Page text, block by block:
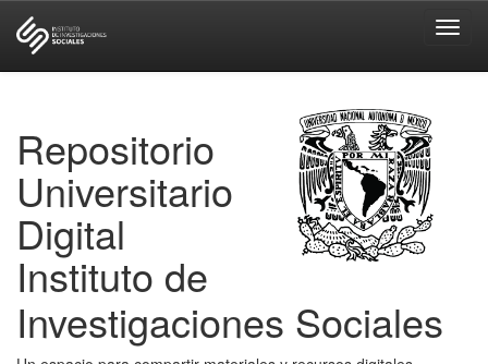
Repositorio
Universitario
Digital
Instituto de
Investigaciones Sociales